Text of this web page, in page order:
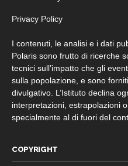
Privacy Policy
I contenuti, le analisi e i dati
Polaris sono frutto di ricerche
tecnici sull’impatto che gli
sulla popolazione, e sono
divulgativo. L’Istituto declina
interpretazioni, estrapolazioni
specialmente al di fuori del
COPYRIGHT